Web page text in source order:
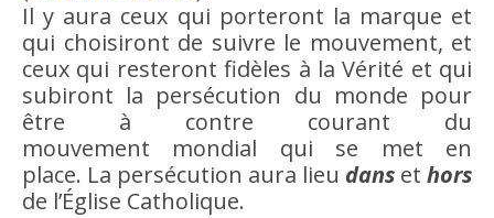
Il y aura ceux qui porteront la marque et
qui choisiront de suivre le mouvement, et
ceux qui resteront fidèles à la Vérité et qui
subiront la persécution du monde pour
être à contre courant du
mouvement mondial qui se met en
place. La persécution aura lieu dans et hors
de l’Église Catholique.